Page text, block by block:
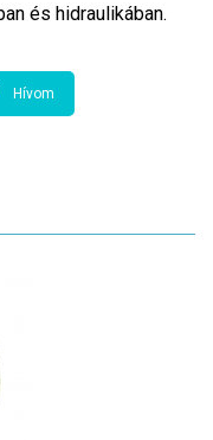
és hidraulikában.
Hívom